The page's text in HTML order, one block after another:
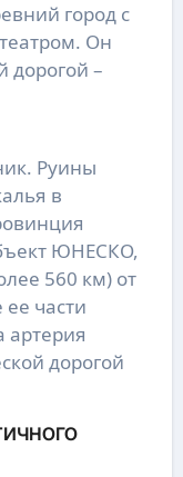
Он
дорогой –
Руины
в
ЮНЕСКО,
560 км) от
части
артерия
дорогой